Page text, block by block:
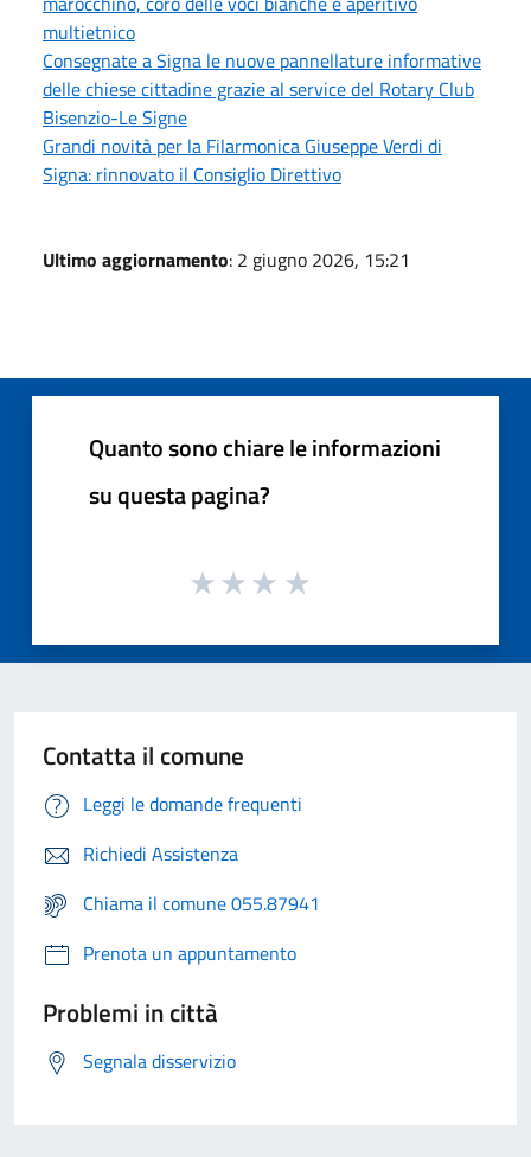
multietnico
Consegnate a Signa le nuove pannellature informative
delle chiese cittadine grazie al service del Rotary Club
Bisenzio-Le Signe
Grandi novità per la Filarmonica Giuseppe Verdi di
Signa: rinnovato il Consiglio Direttivo
Ultimo aggiornamento: 2 giugno 2026, 15:21
Quanto sono chiare le informazioni
su questa pagina?
Contatta il comune
Leggi le domande frequenti
Richiedi Assistenza
Chiama il comune 055.87941
Prenota un appuntamento
Problemi in città
Segnala disservizio